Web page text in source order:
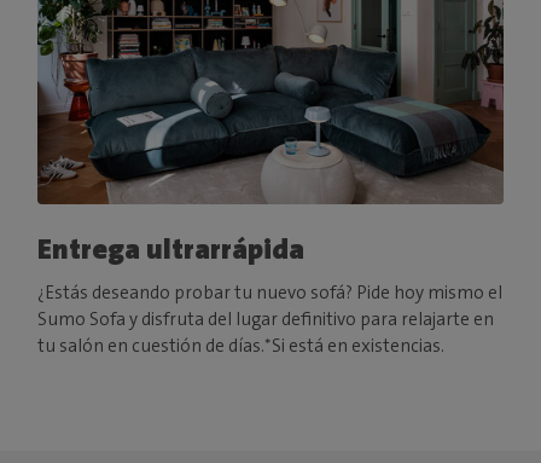
Entrega ultrarrápida
¿Estás deseando probar tu nuevo sofá? Pide hoy mismo el
Sumo Sofa y disfruta del lugar definitivo para relajarte en
tu salón en cuestión de días.*Si está en existencias.